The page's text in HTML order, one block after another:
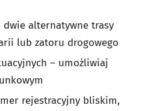
alternatywne trasy
lub zatoru drogowego
– umożliwiaj
rejestracyjny bliskim,